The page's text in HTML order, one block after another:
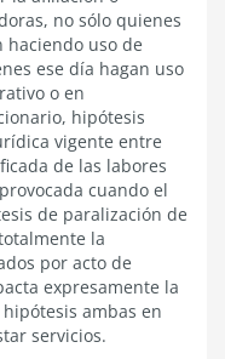
no sólo quienes
haciendo uso de
ese día hagan uso
o en
hipótesis
vigente entre
de las labores
cuando el
de paralización de
la
por acto de
expresamente la
ambas en
servicios.